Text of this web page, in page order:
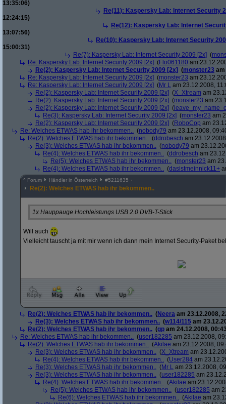
13:35:06)
Re(11): Kaspersky Lab: Internet Security
12:24:15)
Re(12): Kaspersky Lab: Internet
13:07:56)
Re(10): Kaspersky Lab: Internet Security
15:00:31)
Re(7): Kaspersky Lab: Internet Security 2009 [2x] (
Re: Kaspersky Lab: Internet Security 2009 [2x] (Flo061180 am
Re(2): Kaspersky Lab: Internet Security 2009 [2x] (monster23 am
Re: Kaspersky Lab: Internet Security 2009 [2x] (monster23 am
Re: Kaspersky Lab: Internet Security 2009 [2x] (Mr L am 23.12.2008,
Re(2): Kaspersky Lab: Internet Security 2009 [2x] (X_Xtream am
Re(2): Kaspersky Lab: Internet Security 2009 [2x] (monster23 am
Re(2): Kaspersky Lab: Internet Security 2009 [2x] (
Re(3): Kaspersky Lab: Internet Security 2009 [2x] (monster23 am
Re(2): Kaspersky Lab: Internet Security 2009 [2x] (RoboCop am
Re: Welches ETWAS hab ihr bekommen.. (nobody79 am 23.12.2008,
Re(2): Welches ETWAS hab ihr bekommen.. (ddrobesch am
Re(3): Welches ETWAS hab ihr bekommen.. (nobody79 am
Re(4): Welches ETWAS hab ihr bekommen.. (ddrobesch am
Re(5): Welches ETWAS hab ihr bekommen.. (monster23 am
Re(4): Welches ETWAS hab ihr bekommen.. (dasistmeinnick11+
^ Forum Händler in Österreich #5211635
Re(2): Welches ETWAS hab ihr bekommen..
1x Hauppauge Hochleistungs USB 2.0 DVB-T-Stick
Will auch
Vielleicht tauscht ja mit mir wenn ich dann mein Internet Security-Paket
Re(2): Welches ETWAS hab ihr bekommen.. (Neera am 23.12.2008,
Re(3): Welches ETWAS hab ihr bekommen.. (w114/115 am
Re(2): Welches ETWAS hab ihr bekommen.. (gp am 24.12.2008,
Re: Welches ETWAS hab ihr bekommen.. (user182285 am 23.12.2008,
Re(2): Welches ETWAS hab ihr bekommen.. (Akilae am 23.12.2008,
Re(3): Welches ETWAS hab ihr bekommen.. (X_Xtream am
Re(4): Welches ETWAS hab ihr bekommen.. (User284 am
Re(3): Welches ETWAS hab ihr bekommen.. (Mr L am 23.12.2008,
Re(3): Welches ETWAS hab ihr bekommen.. (user182285 am
Re(4): Welches ETWAS hab ihr bekommen.. (Akilae am
Re(5): Welches ETWAS hab ihr bekommen.. (user182285 am
Re(6): Welches ETWAS hab ihr bekommen.. (Akilae am